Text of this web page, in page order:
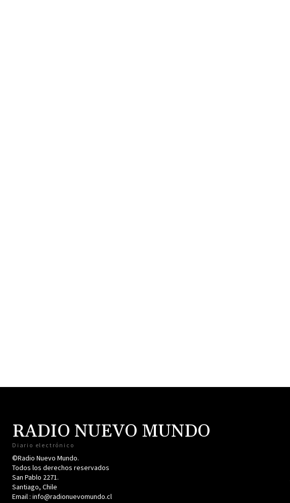
RADIO NUEVO MUNDO
Diario electrónico
©Radio Nuevo Mundo.
Todos los derechos reservados
San Pablo 2271.
Santiago, Chile
Email : info@radionuevomundo.cl